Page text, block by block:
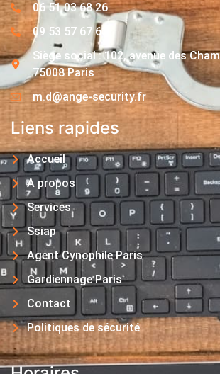
06 51 03 68 26
09 53 57 67 63
Siège social : 102, avenue des
75008 Paris
m.d@ange-security.fr
Liens rapides
Accueil
A propos
Services
Ssiap
Agent Cynophile Paris
Gardiennage Paris
Contact
Politiques de sécurité